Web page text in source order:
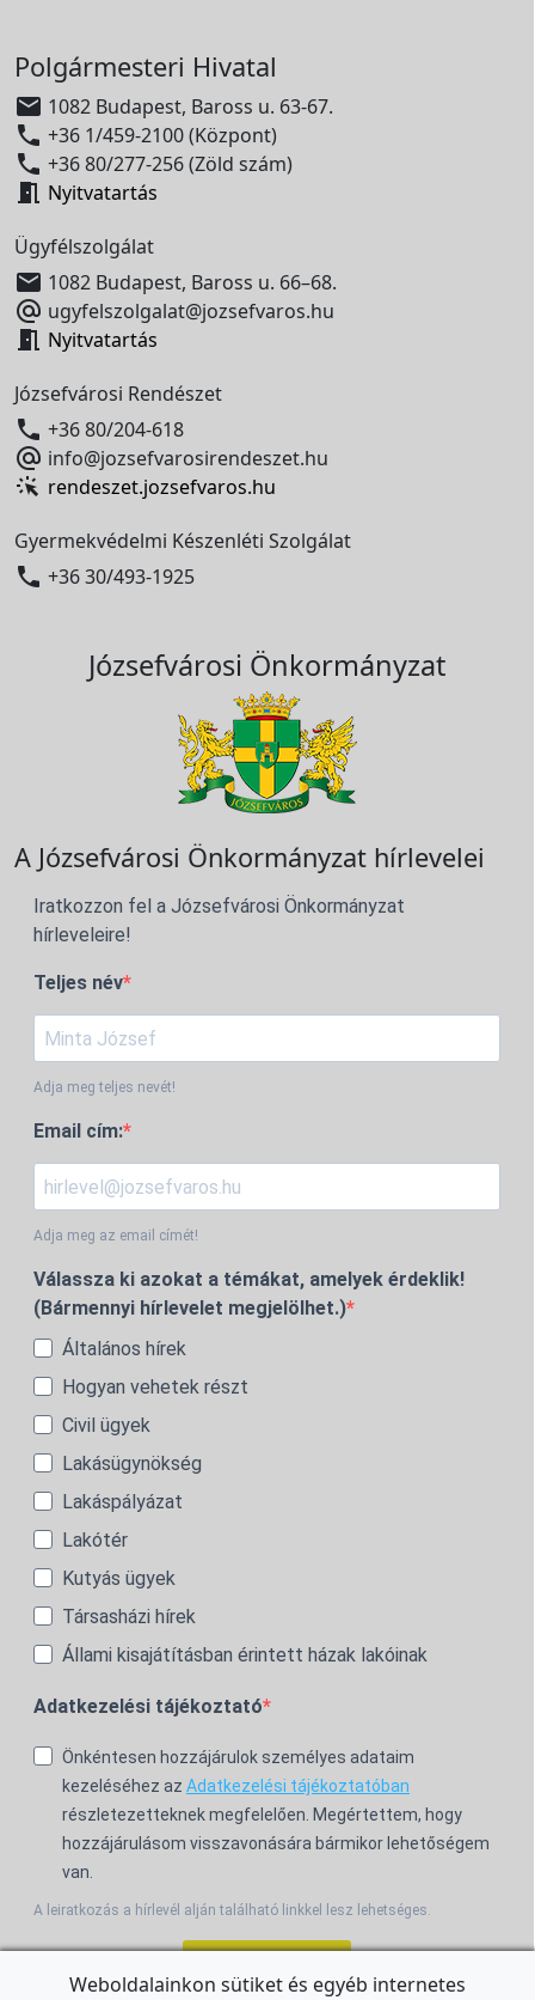
Polgármesteri Hivatal
 1082 Budapest, Baross u. 63-67.
 +36 1/459-2100 (Központ)
 +36 80/277-256 (Zöld szám)
 Nyitvatartás
Ügyfélszolgálat
 1082 Budapest, Baross u. 66–68.
 ugyfelszolgalat@jozsefvaros.hu
 Nyitvatartás
Józsefvárosi Rendészet
 +36 80/204-618
 info@jozsefvarosirendeszet.hu
rendeszet.jozsefvaros.hu
Gyermekvédelmi Készenléti Szolgálat
 +36 30/493-1925
Józsefvárosi Önkormányzat
A Józsefvárosi Önkormányzat hírlevelei
Iratkozzon fel a Józsefvárosi Önkormányzat
hírleveleire!
Teljes név
Adja meg teljes nevét!
Email cím:
Adja meg az email címét!
Válassza ki azokat a témákat, amelyek érdeklik!
(Bármennyi hírlevelet megjelölhet.)
Általános hírek
Hogyan vehetek részt
Civil ügyek
Lakásügynökség
Lakáspályázat
Lakótér
Kutyás ügyek
Társasházi hírek
Állami kisajátításban érintett házak lakóinak
Adatkezelési tájékoztató
Önkéntesen hozzájárulok személyes adataim
kezeléséhez az Adatkezelési tájékoztatóban
részletezetteknek megfelelően. Megértettem, hogy
hozzájárulásom visszavonására bármikor lehetőségem
van.
A leiratkozás a hírlevél alján található linkkel lesz lehetséges.
Weboldalainkon sütiket és egyéb internetes